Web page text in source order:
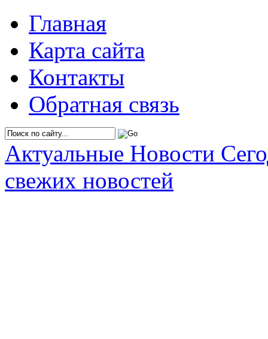
Главная
Карта сайта
Контакты
Обратная связь
Актуальные Новости
свежих новостей